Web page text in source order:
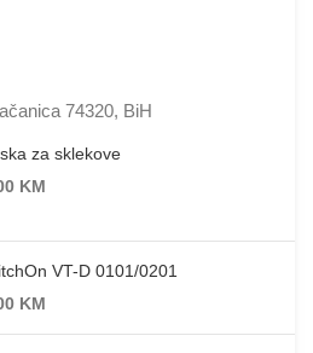
74320, BiH
za sklekove
KM
VT-D 0101/0201
KM